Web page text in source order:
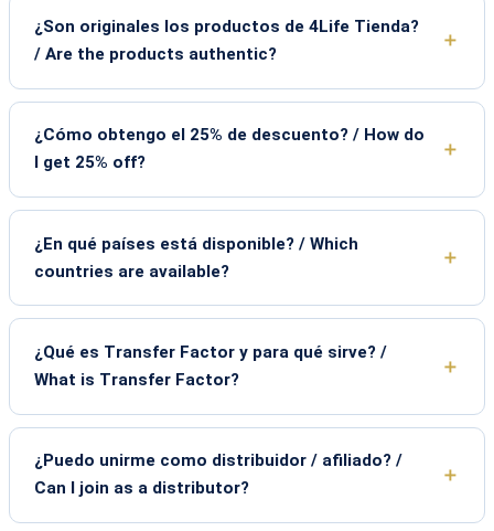
¿Son originales los productos de 4Life Tienda?
/ Are the products authentic?
¿Cómo obtengo el 25% de descuento? / How do
I get 25% off?
¿En qué países está disponible? / Which
countries are available?
¿Qué es Transfer Factor y para qué sirve? /
What is Transfer Factor?
¿Puedo unirme como distribuidor / afiliado? /
Can I join as a distributor?